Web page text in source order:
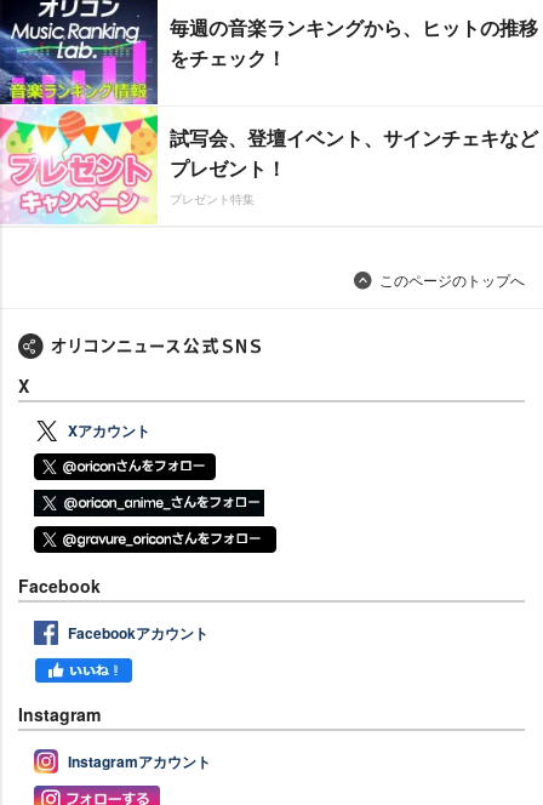
毎週の音楽ランキングから、ヒットの推移
をチェック！
試写会、登壇イベント、サインチェキなど
プレゼント！
プレゼント特集
このページのトップへ
X
Xアカウント
Facebook
Facebookアカウント
Instagram
Instagramアカウント